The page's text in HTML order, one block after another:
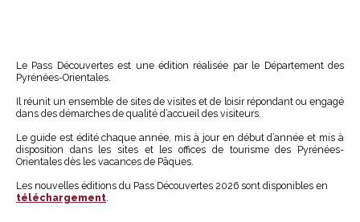
Le Pass Découvertes est une édition réalisée par le Département des
Pyrénées-Orientales.
Il réunit un ensemble de sites de visites et de loisir répondant ou engagé
dans des démarches de qualité d’accueil des visiteurs.
Le guide est édité chaque année, mis à jour en début d’année et mis à
disposition dans les sites et les offices de tourisme des Pyrénées-
Orientales dès les vacances de Pâques.
Les nouvelles éditions du Pass Découvertes 2026 sont disponibles en
téléchargement.